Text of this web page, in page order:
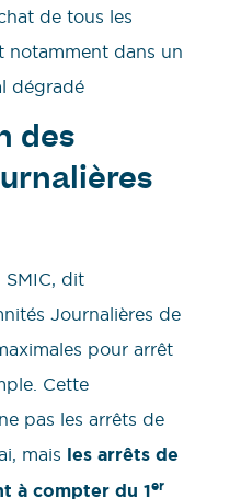
de tous les
notamment dans un
dégradé
des
dit
Journalières de
pour arrêt
Cette
pas les arrêts de
mais les arrêts de
à compter du 1er